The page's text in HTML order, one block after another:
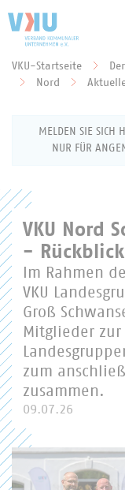
Sie befinden sich
VKU-Startseite
Nord
MELDEN SIE SICH
NUR FÜR
Geben Sie Ihren
Adresse) und
Passwort
VKU Nord
- Rückblick
Im Rahmen
VKU
Groß
Mitglieder zur
zum
zusammen.
09.07.26